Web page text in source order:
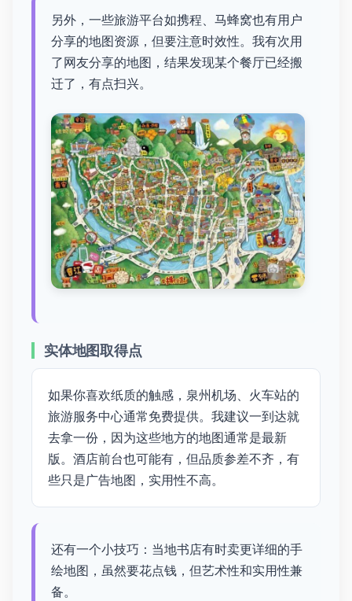
另外，一些旅游平台如携程、马蜂窝也有用户
分享的地图资源，但要注意时效性。我有次用
了网友分享的地图，结果发现某个餐厅已经搬
迁了，有点扫兴。
实体地图取得点
如果你喜欢纸质的触感，泉州机场、火车站的
旅游服务中心通常免费提供。我建议一到达就
去拿一份，因为这些地方的地图通常是最新
版。酒店前台也可能有，但品质参差不齐，有
些只是广告地图，实用性不高。
还有一个小技巧：当地书店有时卖更详细的手
绘地图，虽然要花点钱，但艺术性和实用性兼
备。